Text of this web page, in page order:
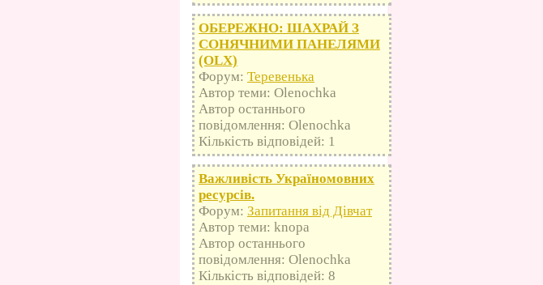
ОБЕРЕЖНО: ШАХРАЙ З
СОНЯЧНИМИ ПАНЕЛЯМИ
(OLX)
Форум: Теревенька
Автор теми: Olenochka
Автор останнього
повідомлення: Olenochka
Кількість відповідей: 1
Важливість Україномовних
ресурсів.
Форум: Запитання від Дівчат
Автор теми: knopa
Автор останнього
повідомлення: Olenochka
Кількість відповідей: 8